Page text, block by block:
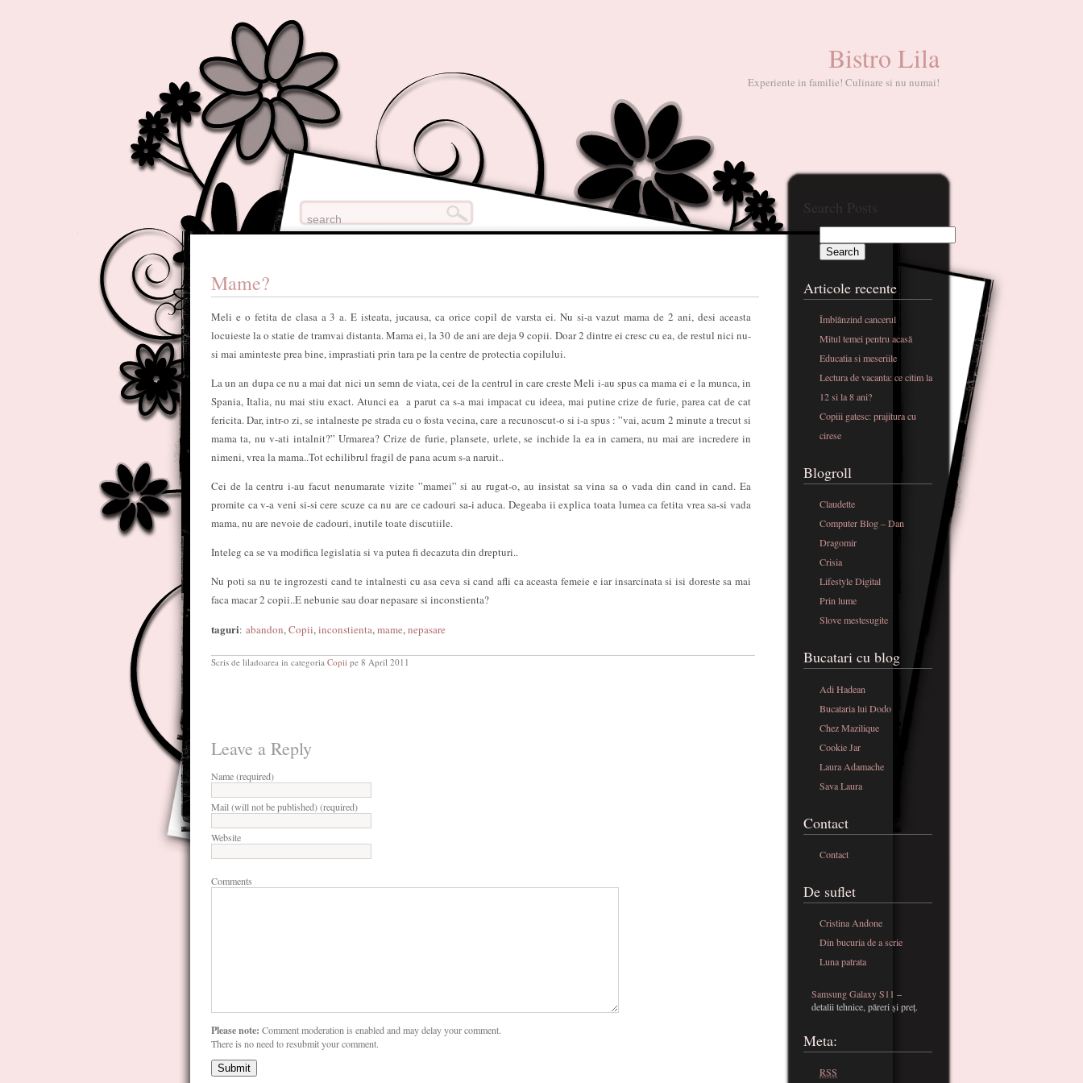
Bistro Lila
Experiente in familie! Culinare si nu numai!
Mame?
Meli e o fetita de clasa a 3 a. E isteata, jucausa, ca orice copil de varsta ei. Nu si-a vazut mama de 2 ani, desi aceasta
locuieste la o statie de tramvai distanta. Mama ei, la 30 de ani are deja 9 copii. Doar 2 dintre ei cresc cu ea, de restul nici nu-
si mai aminteste prea bine, imprastiati prin tara pe la centre de protectia copilului.
La un an dupa ce nu a mai dat nici un semn de viata, cei de la centrul in care creste Meli i-au spus ca mama ei e la munca, in
Spania, Italia, nu mai stiu exact. Atunci ea a parut ca s-a mai impacat cu ideea, mai putine crize de furie, parea cat de cat
fericita. Dar, intr-o zi, se intalneste pe strada cu o fosta vecina, care a recunoscut-o si i-a spus : ”vai, acum 2 minute a trecut si
mama ta, nu v-ati intalnit?” Urmarea? Crize de furie, plansete, urlete, se inchide la ea in camera, nu mai are incredere in
nimeni, vrea la mama..Tot echilibrul fragil de pana acum s-a naruit..
Cei de la centru i-au facut nenumarate vizite ”mamei” si au rugat-o, au insistat sa vina sa o vada din cand in cand. Ea
promite ca v-a veni si-si cere scuze ca nu are ce cadouri sa-i aduca. Degeaba ii explica toata lumea ca fetita vrea sa-si vada
mama, nu are nevoie de cadouri, inutile toate discutiile.
Inteleg ca se va modifica legislatia si va putea fi decazuta din drepturi..
Nu poti sa nu te ingrozesti cand te intalnesti cu asa ceva si cand afli ca aceasta femeie e iar insarcinata si isi doreste sa mai
faca macar 2 copii..E nebunie sau doar nepasare si inconstienta?
taguri: abandon,Copii,inconstienta,mame,nepasare
Scris de liladoarea in categoria Copii pe 8 April 2011
Leave a Reply
Name (required)
Mail (will not be published) (required)
Website
Comments
Please note: Comment moderation is enabled and may delay your comment.
There is no need to resubmit your comment.
Search Posts
Articole recente
Îmblânzind cancerul
Mitul temei pentru acasă
Educatia si meseriile
Lectura de vacanta: ce citim la
12 si la 8 ani?
Copiii gatesc: prajitura cu
cirese
Blogroll
Claudette
Computer Blog – Dan
Dragomir
Crisia
Lifestyle Digital
Prin lume
Slove mestesugite
Bucatari cu blog
Adi Hadean
Bucataria lui Dodo
Chez Mazilique
Cookie Jar
Laura Adamache
Sava Laura
Contact
Contact
De suflet
Cristina Andone
Din bucuria de a scrie
Luna patrata
Samsung Galaxy S11 –
detalii tehnice, păreri și preț.
Meta:
RSS